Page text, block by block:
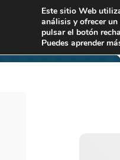
Este sitio Web
análisis y ofrecer
pulsar el botón
Puedes aprender